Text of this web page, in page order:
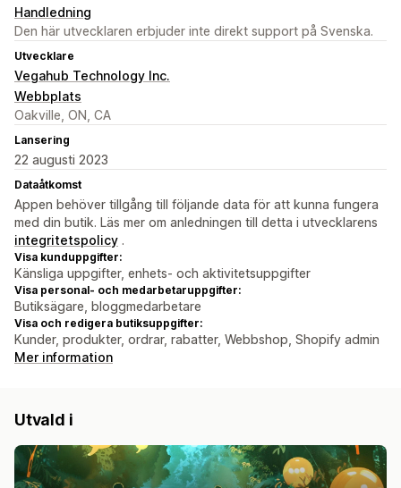
Handledning
Den här utvecklaren erbjuder inte direkt support på Svenska.
Utvecklare
Vegahub Technology Inc.
Webbplats
Oakville, ON, CA
Lansering
22 augusti 2023
Dataåtkomst
Appen behöver tillgång till följande data för att kunna fungera
med din butik. Läs mer om anledningen till detta i utvecklarens
integritetspolicy .
Visa kunduppgifter:
Känsliga uppgifter, enhets- och aktivitetsuppgifter
Visa personal- och medarbetaruppgifter:
Butiksägare, bloggmedarbetare
Visa och redigera butiksuppgifter:
Kunder, produkter, ordrar, rabatter, Webbshop, Shopify admin
Mer information
Utvald i